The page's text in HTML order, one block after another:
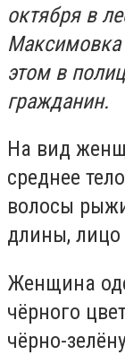
октября в
Максимовка
этом в
гражданин.
На вид
среднее
волосы
длины, лицо
Женщина
чёрного
чёрно-